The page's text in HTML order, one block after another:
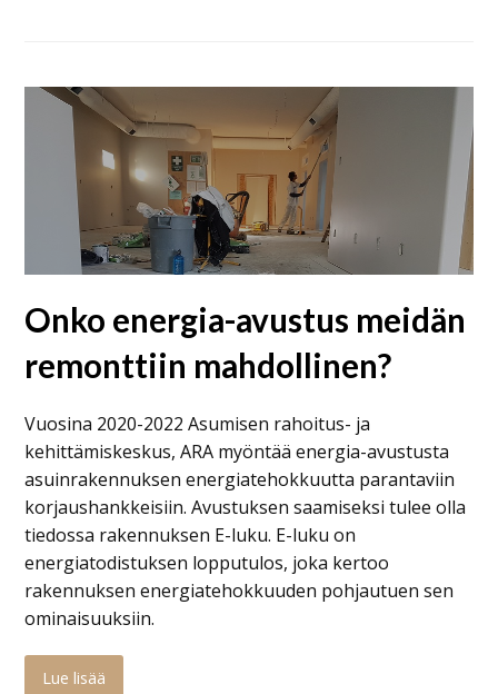
Onko energia-avustus meidän
remonttiin mahdollinen?
Vuosina 2020-2022 Asumisen rahoitus- ja
kehittämiskeskus, ARA myöntää energia-avustusta
asuinrakennuksen energiatehokkuutta parantaviin
korjaushankkeisiin. Avustuksen saamiseksi tulee olla
tiedossa rakennuksen E-luku. E-luku on
energiatodistuksen lopputulos, joka kertoo
rakennuksen energiatehokkuuden pohjautuen sen
ominaisuuksiin.
Lue lisää